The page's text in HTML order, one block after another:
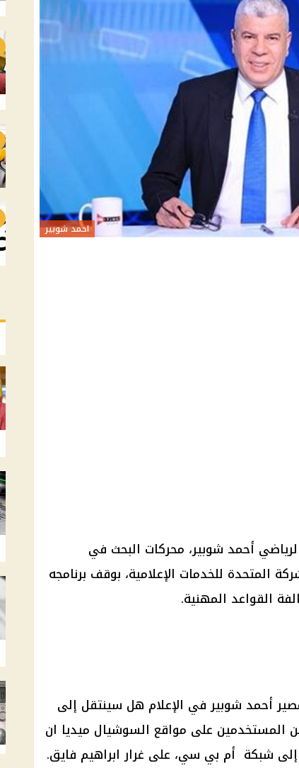
احمد شوبير
أحمد شوبير، محركات البحث في
المتحدة للخدمات الإعلامية، بوقف برنامجه
القواعد المهنية.
أحمد شوبيرفي الإعلام هل سينتقل إلى
المستخدمين على مواقع السوشيال ميديا ان
شبكة أم بي سي، على غرار ابراهيم فايق.